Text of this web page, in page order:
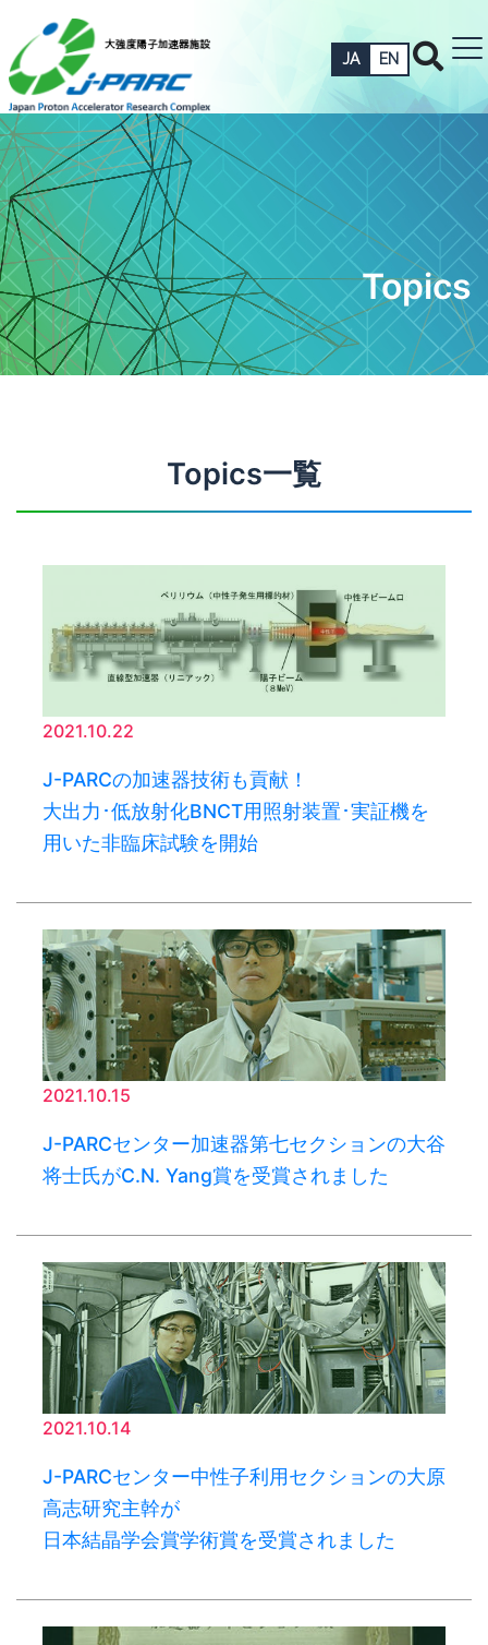
JA EN
Topics
Topics一覧
2021.10.22
J-PARCの加速器技術も貢献！
大出力･低放射化BNCT用照射装置･実証機を
用いた非臨床試験を開始
2021.10.15
J-PARCセンター加速器第七セクションの大谷
将士氏がC.N. Yang賞を受賞されました
2021.10.14
J-PARCセンター中性子利用セクションの大原
高志研究主幹が
日本結晶学会賞学術賞を受賞されました